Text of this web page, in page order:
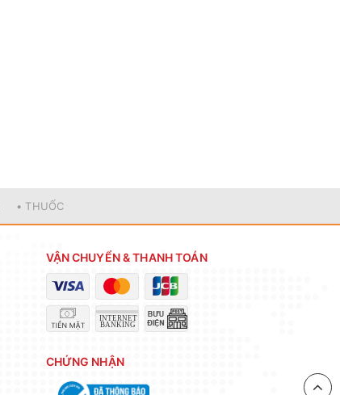
• THUỐC
VẬN CHUYỂN & THANH TOÁN
CHỨNG NHẬN